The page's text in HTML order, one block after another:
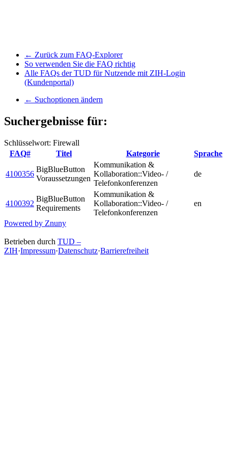
← Zurück zum FAQ-Explorer
So verwenden Sie die FAQ richtig
Alle FAQs der TUD für Nutzende mit ZIH-Login
(Kundenportal)
← Suchoptionen ändern
Suchergebnisse für:
Schlüsselwort: Firewall
FAQ#
Titel Kategorie Sprache
4100356
BigBlueButton
Voraussetzungen
Kommunikation &
Kollaboration::Video- /
Telefonkonferenzen
de
4100392
BigBlueButton
Requirements
Kommunikation &
Kollaboration::Video- /
Telefonkonferenzen
en
Powered by Znuny
Betrieben durch TUD –
ZIH·Impressum·Datenschutz·Barrierefreiheit